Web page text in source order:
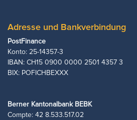
Adresse und Bankverbindung
PostFinance
Konto: 25-14357-3
IBAN: CH15 0900 0000 2501 4357 3
BIX: POFICHBEXXX
Berner Kantonalbank BEBK
Compte: 42 8.533.517.02